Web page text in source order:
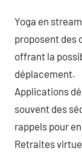
Yoga en
proposent des
offrant la
déplacement.
Applications
souvent des
rappels pour
Retraites